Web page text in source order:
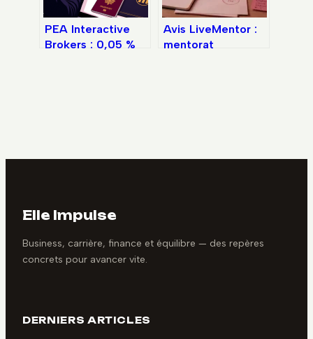
PEA Interactive
Brokers : 0,05 %
Avis LiveMentor :
mentorat
Elle Impulse
Business, carrière, finance et équilibre — des repères
concrets pour avancer vite.
DERNIERS ARTICLES